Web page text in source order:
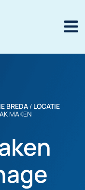
BREDA/ LOCATIE
MAKEN